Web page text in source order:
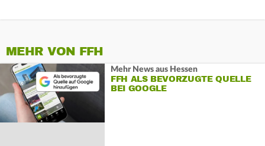
MEHR VON FFH
Mehr News aus Hessen
FFH ALS BEVORZUGTE QUELLE
BEI GOOGLE